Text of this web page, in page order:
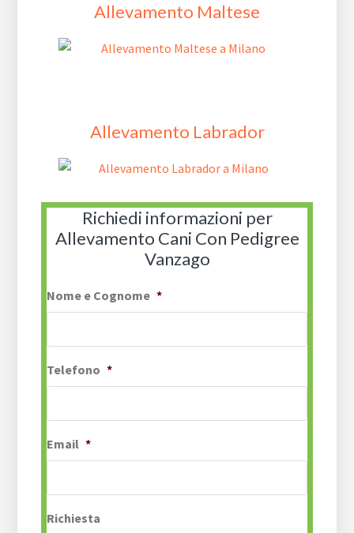
Allevamento Maltese
Allevamento Labrador
Richiedi informazioni per
Allevamento Cani Con Pedigree
Vanzago
Nome e Cognome *
Telefono *
Email *
Richiesta